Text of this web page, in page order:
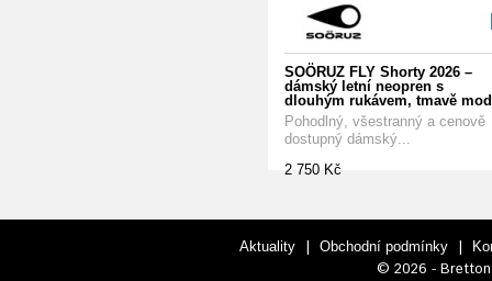
SOÖRUZ FLY Shorty 2026 –
dámský letní neopren s
dlouhým rukávem, tmavě
Pohodlný, všestranný a cenově
dostupný dámský...
2 750 Kč
Aktuality | Obchodní podmínky |
© 2026 - Bretton